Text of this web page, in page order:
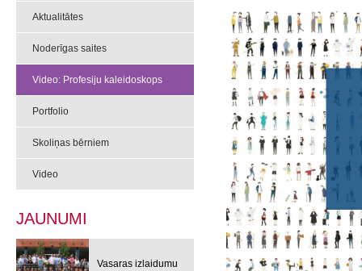
Aktualitātes
Noderīgas saites
Video: Profesiju kaleidoskops
Portfolio
Skoliņas bērniem
Video
JAUNUMI
Vasaras izlaidumu